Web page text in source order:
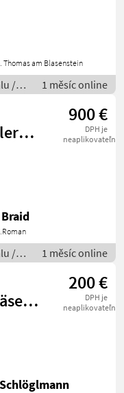
Thomas am Blasenstein
/
1 měsíc online
900 €
DPH je
neaplikovateľné
/
1 měsíc online
200 €
DPH je
neaplikovateľné